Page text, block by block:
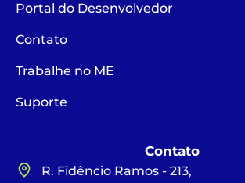
Portal do Desenvolvedor
Contato
Trabalhe no ME
Suporte
Contato
R. Fidêncio Ramos - 213,